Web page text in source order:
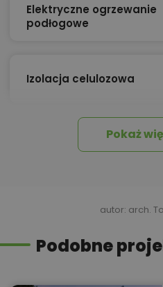
Elektryczne ogrzewanie
podłogowe
Izolacja celulozowa
Kredyt hipoteczny z
Okna, żaluzje, rolety
Pokaż
autor: arch.
Podobne